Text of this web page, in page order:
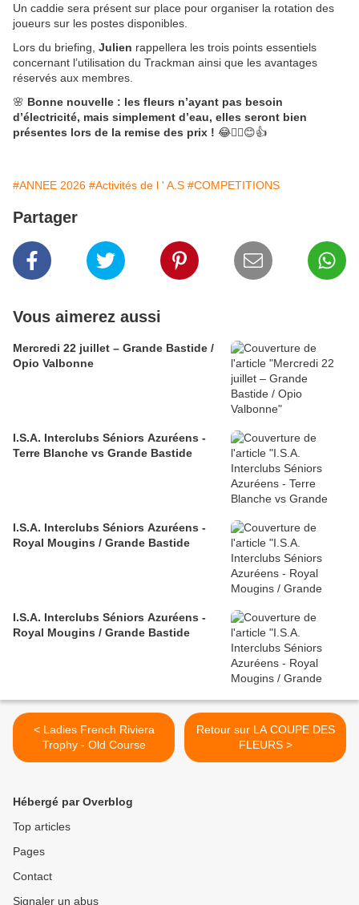
Un caddie sera présent sur place pour organiser la rotation des
joueurs sur les postes disponibles.
Lors du briefing, Julien rappellera les trois points essentiels
concernant l’utilisation du Trackman ainsi que les avantages
réservés aux membres.
🌸 Bonne nouvelle : les fleurs n’ayant pas besoin
d’électricité, mais simplement d’eau, elles seront bien
présentes lors de la remise des prix ! 😂🏌️‍♂️😊👍
#ANNEE 2026 #Activités de l ' A.S #COMPETITIONS
Partager
Vous aimerez aussi
Mercredi 22 juillet – Grande Bastide /
Opio Valbonne
I.S.A. Interclubs Séniors Azuréens -
Terre Blanche vs Grande Bastide
I.S.A. Interclubs Séniors Azuréens -
Royal Mougins / Grande Bastide
I.S.A. Interclubs Séniors Azuréens -
Royal Mougins / Grande Bastide
< Ladies French Riviera
Trophy - Old Course
Retour sur LA COUPE DES
FLEURS >
Hébergé par Overblog
Top articles
Pages
Contact
Signaler un abus